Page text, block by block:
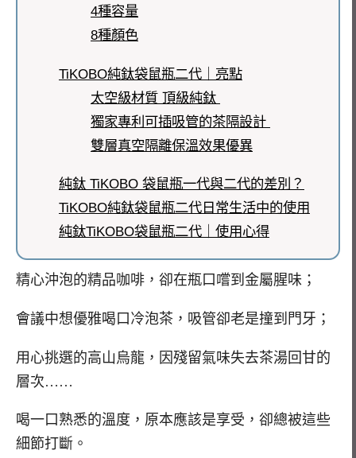
4種容量
8種顏色
TiKOBO純鈦袋鼠瓶二代｜亮點
太空級材質 頂級純鈦
獨家專利可插吸管的茶隔設計
雙層真空隔離保溫效果優異
純鈦 TiKOBO 袋鼠瓶一代與二代的差別？
TiKOBO純鈦袋鼠瓶二代日常生活中的使用
純鈦TiKOBO袋鼠瓶二代｜使用心得
精心沖泡的精品咖啡，卻在瓶口嚐到金屬腥味；
會議中想優雅喝口冷泡茶，吸管卻老是撞到門牙；
用心挑選的高山烏龍，因殘留氣味失去茶湯回甘的
層次……
喝一口熟悉的溫度，原本應該是享受，卻總被這些
細節打斷。